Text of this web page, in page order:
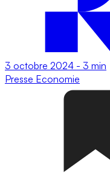
3 octobre 2024 - 3 min
Presse Economie